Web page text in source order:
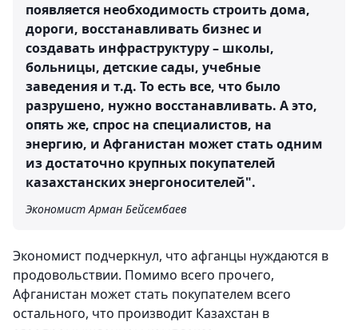
появляется необходимость строить дома,
дороги, восстанавливать бизнес и
создавать инфраструктуру – школы,
больницы, детские сады, учебные
заведения и т.д. То есть все, что было
разрушено, нужно восстанавливать. А это,
опять же, спрос на специалистов, на
энергию, и Афганистан может стать одним
из достаточно крупных покупателей
казахстанских энергоносителей".
Экономист Арман Бейсембаев
Экономист подчеркнул, что афганцы нуждаются в
продовольствии. Помимо всего прочего,
Афганистан может стать покупателем всего
остального, что производит Казахстан в